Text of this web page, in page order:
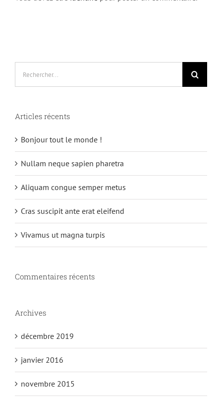
Articles récents
Bonjour tout le monde !
Nullam neque sapien pharetra
Aliquam congue semper metus
Cras suscipit ante erat eleifend
Vivamus ut magna turpis
Commentaires récents
Archives
décembre 2019
janvier 2016
novembre 2015